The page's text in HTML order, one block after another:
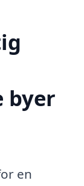
byer
en